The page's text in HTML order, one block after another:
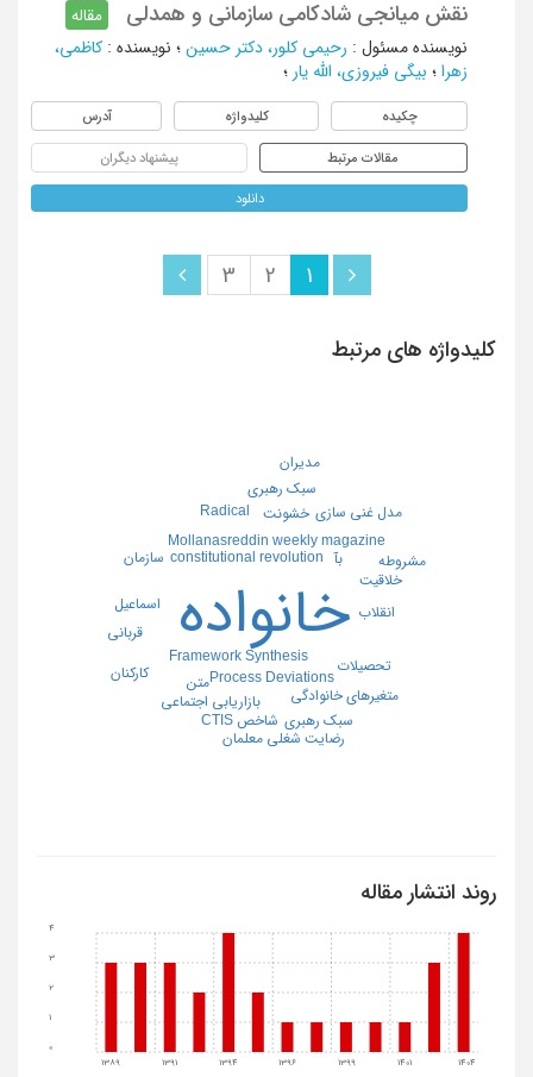
نقش میانجی شادکامی سازمانی و همدلی
مقاله
نویسنده مسئول : رحیمی کلور، دکتر حسین ؛ نویسنده : کاظمی،
زهرا ؛ بیگی فیروزی، الله یار ؛
چکیده کلیدواژه آدرس
مقالات مرتبط پیشنهاد دیگران
دانلود
1
2
3
کلیدواژه های مرتبط
خانواده
constitutional revolution
Framework Synthesis
Mollanasreddin weekly magazine
Process Deviations
Radical
بازاریابی اجتماعی
تحصیلات
خشونت
سبک رهبری
شاخص CTIS
متغیرهای خانوادگی
مدل غنی سازی
اسماعیل انقلاب
بآ
خلاقیت
رضایت شغلی معلمان
سازمان
سبک رهبری
قربانی
متن
مدیران
مشروطه
کارکنان
روند انتشار مقاله
1389 1391 1394 1396 1399 1401 1404
0
1
2
3
4